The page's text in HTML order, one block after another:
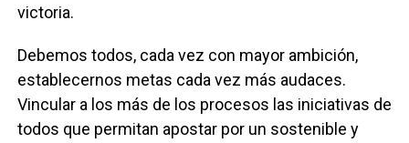
victoria.
Debemos todos, cada vez con mayor ambición,
establecernos metas cada vez más audaces.
Vincular a los más de los procesos las iniciativas de
todos que permitan apostar por un sostenible y